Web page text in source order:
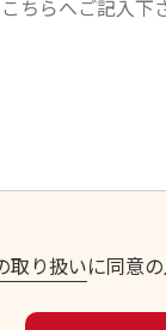
取り扱いに同意